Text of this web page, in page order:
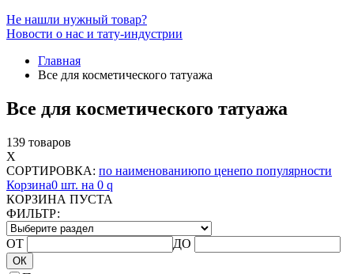
Не нашли нужный товар?
Новости о нас и тату-индустрии
Главная
Все для косметического татуажа
Все для косметического татуажа
139 товаров
X
СОРТИРОВКА: по наименованиюпо ценепо популярности
Корзина0 шт. на 0 q
КОРЗИНА ПУСТА
ФИЛЬТР:
ОТ ДО
ОК